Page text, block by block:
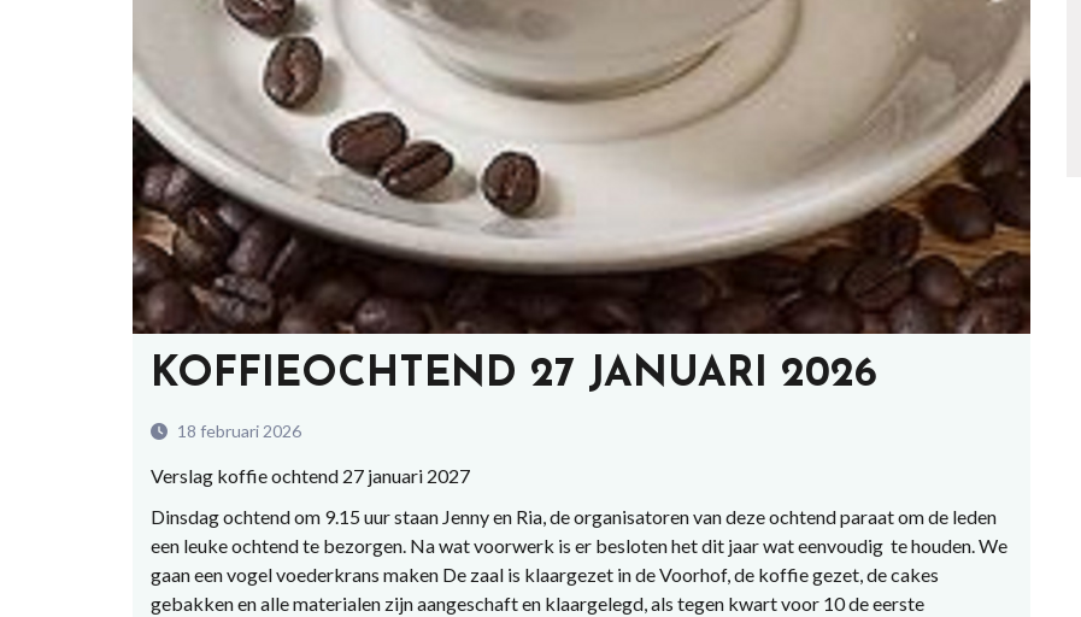
KOFFIEOCHTEND 27 JANUARI 2026
18 februari 2026
Verslag koffie ochtend 27 januari 2027
Dinsdag ochtend om 9.15 uur staan Jenny en Ria, de organisatoren van deze ochtend paraat om de leden
een leuke ochtend te bezorgen. Na wat voorwerk is er besloten het dit jaar wat eenvoudig te houden. We
gaan een vogel voederkrans maken De zaal is klaargezet in de Voorhof, de koffie gezet, de cakes
gebakken en alle materialen zijn aangeschaft en klaargelegd, als tegen kwart voor 10 de eerste